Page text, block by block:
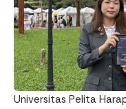
Universitas Pelita